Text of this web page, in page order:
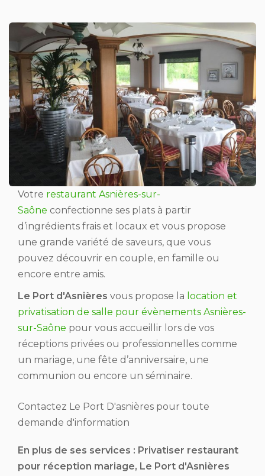
Votre restaurant Asnières-sur-
Saône confectionne ses plats à partir
d’ingrédients frais et locaux et vous propose
une grande variété de saveurs, que vous
pouvez découvrir en couple, en famille ou
encore entre amis.
Le Port d'Asnières vous propose la location et
privatisation de salle pour évènements Asnières-
sur-Saône pour vous accueillir lors de vos
réceptions privées ou professionnelles comme
un mariage, une fête d’anniversaire, une
communion ou encore un séminaire.
Contactez Le Port D'asnières pour toute
demande d'information
En plus de ses services : Privatiser restaurant
pour réception mariage, Le Port d'Asnières